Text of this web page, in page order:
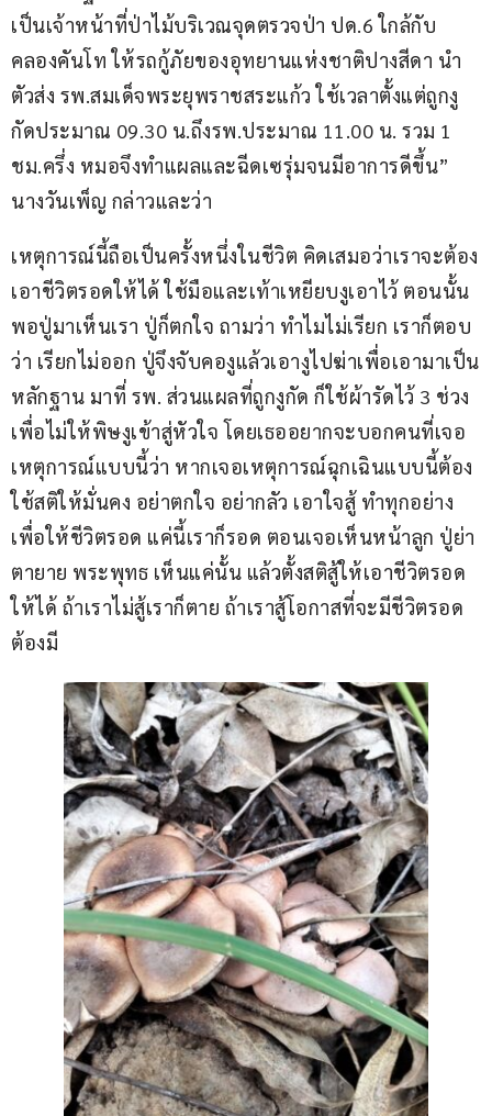
เป็นเจ้าหน้าที่ป่าไม้บริเวณจุดตรวจป่า ปด.6 ใกล้กับ
คลองคันโท ให้รถกู้ภัยของอุทยานแห่งชาติปางสีดา นำ
ตัวส่ง รพ.สมเด็จพระยุพราชสระแก้ว ใช้เวลาตั้งแต่ถูกงู
กัดประมาณ 09.30 น.ถึงรพ.ประมาณ 11.00 น. รวม 1
ชม.ครึ่ง หมอจึงทำแผลและฉีดเซรุ่มจนมีอาการดีขึ้น”
นางวันเพ็ญ กล่าวและว่า
เหตุการณ์นี้ถือเป็นครั้งหนึ่งในชีวิต คิดเสมอว่าเราจะต้อง
เอาชีวิตรอดให้ได้ ใช้มือและเท้าเหยียบงูเอาไว้ ตอนนั้น
พอปู่มาเห็นเรา ปู่ก็ตกใจ ถามว่า ทำไมไม่เรียก เราก็ตอบ
ว่า เรียกไม่ออก ปู่จึงจับคองูแล้วเอางูไปฆ่าเพื่อเอามาเป็น
หลักฐาน มาที่ รพ. ส่วนแผลที่ถูกงูกัด ก็ใช้ผ้ารัดไว้ 3 ช่วง
เพื่อไม่ให้พิษงูเข้าสู่หัวใจ โดยเธออยากจะบอกคนที่เจอ
เหตุการณ์แบบนี้ว่า หากเจอเหตุการณ์ฉุกเฉินแบบนี้ต้อง
ใช้สติให้มั่นคง อย่าตกใจ อย่ากลัว เอาใจสู้ ทำทุกอย่าง
เพื่อให้ชีวิตรอด แค่นี้เราก็รอด ตอนเจอเห็นหน้าลูก ปู่ย่า
ตายาย พระพุทธ เห็นแค่นั้น แล้วตั้งสติสู้ให้เอาชีวิตรอด
ให้ได้ ถ้าเราไม่สู้เราก็ตาย ถ้าเราสู้โอกาสที่จะมีชีวิตรอด
ต้องมี